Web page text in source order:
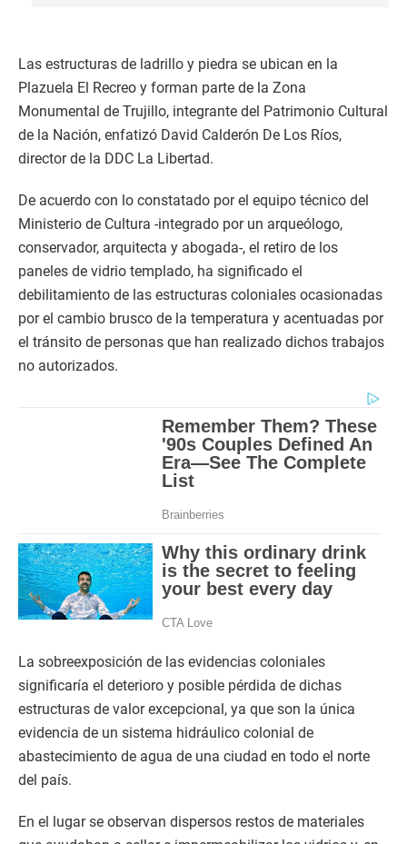
Las estructuras de ladrillo y piedra se ubican en la
Plazuela El Recreo y forman parte de la Zona
Monumental de Trujillo, integrante del Patrimonio Cultural
de la Nación, enfatizó David Calderón De Los Ríos,
director de la DDC La Libertad.
De acuerdo con lo constatado por el equipo técnico del
Ministerio de Cultura -integrado por un arqueólogo,
conservador, arquitecta y abogada-, el retiro de los
paneles de vidrio templado, ha significado el
debilitamiento de las estructuras coloniales ocasionadas
por el cambio brusco de la temperatura y acentuadas por
el tránsito de personas que han realizado dichos trabajos
no autorizados.
La sobreexposición de las evidencias coloniales
significaría el deterioro y posible pérdida de dichas
estructuras de valor excepcional, ya que son la única
evidencia de un sistema hidráulico colonial de
abastecimiento de agua de una ciudad en todo el norte
del país.
En el lugar se observan dispersos restos de materiales